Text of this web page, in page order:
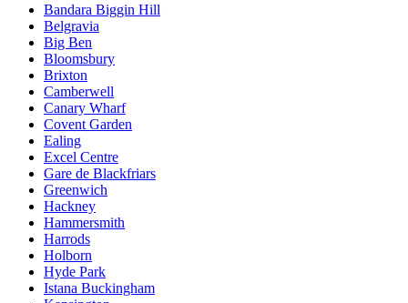
Bandara Biggin Hill
Belgravia
Big Ben
Bloomsbury
Brixton
Camberwell
Canary Wharf
Covent Garden
Ealing
Excel Centre
Gare de Blackfriars
Greenwich
Hackney
Hammersmith
Harrods
Holborn
Hyde Park
Istana Buckingham